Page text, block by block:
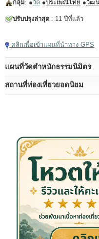
กลุ่ม: ●วัด ●ประเพณีไทย ●วัฒ
ปรับปรุงล่าสุด : 11 ปีที่แล้ว
คลิกเพื่อเข้าแผนที่นำทาง GPS
แผนที่วัดตำหนักธรรมนิมิตร
สถานที่ท่องเที่ยวยอดนิยม